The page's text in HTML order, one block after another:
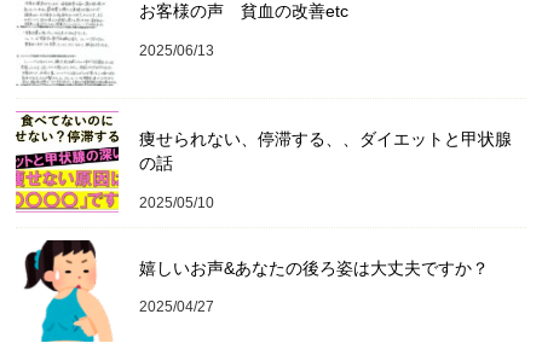
お客様の声 貧血の改善etc
2025/06/13
痩せられない、停滞する、、ダイエットと甲状腺
の話
2025/05/10
嬉しいお声&あなたの後ろ姿は大丈夫ですか？
2025/04/27